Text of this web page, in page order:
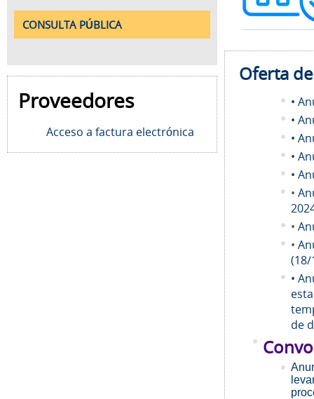
CONSULTA PÚBLICA
Proveedores
Acceso a factura electrónica
Oferta
•
•
•
•
•
•
•
•
(18/
•
de